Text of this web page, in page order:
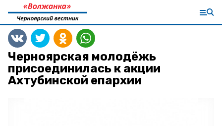
Черноярская молодёжь
присоединилась к акции
Ахтубинской епархии